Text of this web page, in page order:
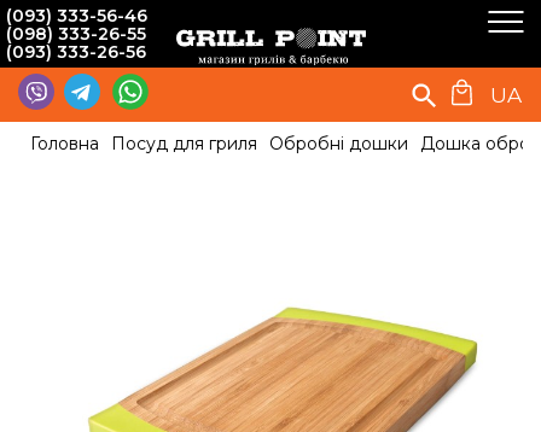
(093) 333-56-46
(098) 333-26-55
(093) 333-26-56
UA
Головна Посуд для гриля Обробні дошки Дошка